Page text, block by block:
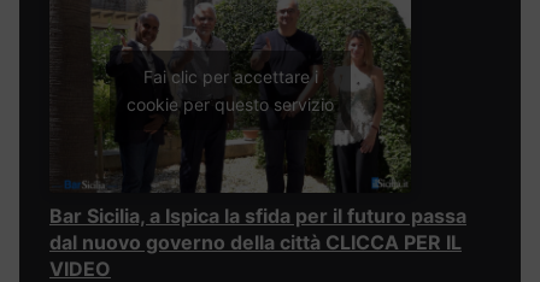
Fai clic per accettare i
cookie per questo servizio
Bar Sicilia, a Ispica la sfida per il futuro passa
dal nuovo governo della città CLICCA PER IL
VIDEO